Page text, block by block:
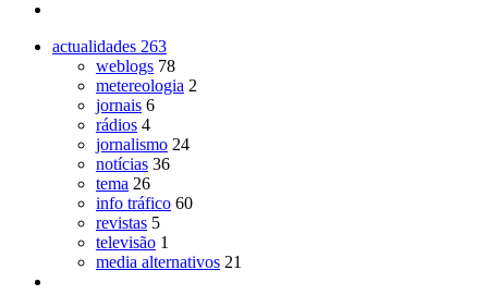
actualidades 263
weblogs 78
metereologia 2
jornais 6
rádios 4
jornalismo 24
notícias 36
tema 26
info tráfico 60
revistas 5
televisão 1
media alternativos 21